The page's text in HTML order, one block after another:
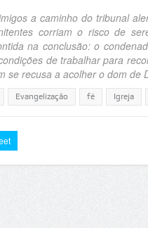
caminho do tribunal
corriam o risco de
na conclusão: o
de trabalhar para
se recusa a acolher o dom de
Evangelização fé Igreja